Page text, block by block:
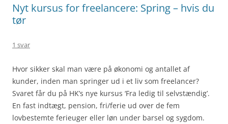
Nyt kursus for freelancere: Spring – hvis du
tør
1 svar
Hvor sikker skal man være på økonomi og antallet af
kunder, inden man springer ud i et liv som freelancer?
Svaret får du på HK’s nye kursus ‘Fra ledig til selvstændig’.
En fast indtægt, pension, fri/ferie ud over de fem
lovbestemte ferieuger eller løn under barsel og sygdom.